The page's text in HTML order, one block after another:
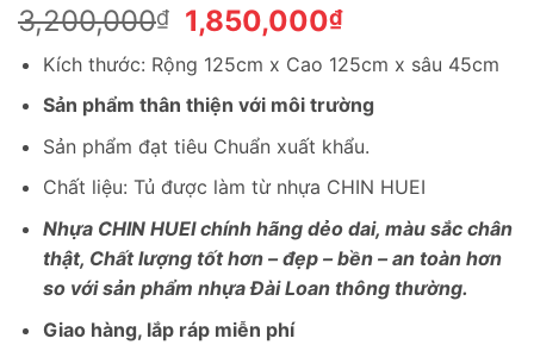
3,200,000₫
Giá
gốc
là:
3,200,000₫.
1,850,000₫Giá
tại
là:
1,850,000₫.
Kích thước: Rộng 125cm x Cao 125cm x sâu 45cm
Sản phẩm thân thiện với môi trường
Sản phẩm đạt tiêu Chuẩn xuất khẩu.
Chất liệu: Tủ được làm từ nhựa CHIN HUEI
Nhựa CHIN HUEI chính hãng dẻo dai, màu sắc chân
thật, Chất lượng tốt hơn – đẹp – bền – an toàn hơn
so với sản phẩm nhựa Đài Loan thông thường.
Giao hàng, lắp ráp miễn phí